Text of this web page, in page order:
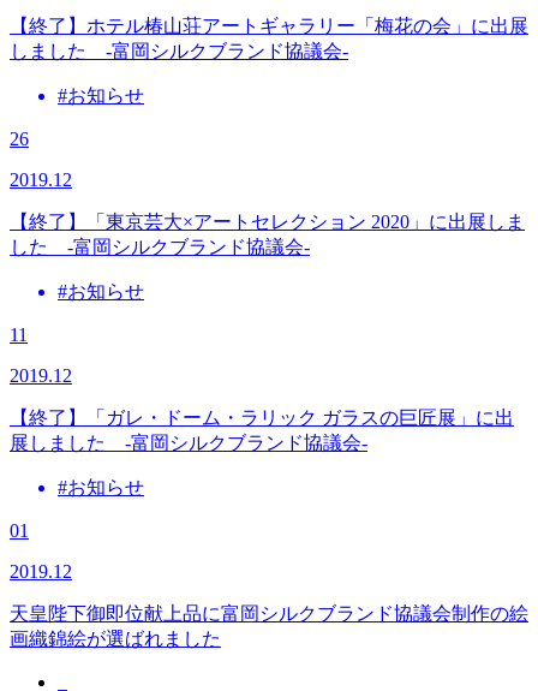
【終了】ホテル椿山荘アートギャラリー「梅花の会」に出展
しました -富岡シルクブランド協議会-
#お知らせ
26
2019.12
【終了】「東京芸大×アートセレクション 2020」に出展しま
した -富岡シルクブランド協議会-
#お知らせ
11
2019.12
【終了】「ガレ・ドーム・ラリック ガラスの巨匠展」に出
展しました -富岡シルクブランド協議会-
#お知らせ
01
2019.12
天皇陛下御即位献上品に富岡シルクブランド協議会制作の絵
画織錦絵が選ばれました